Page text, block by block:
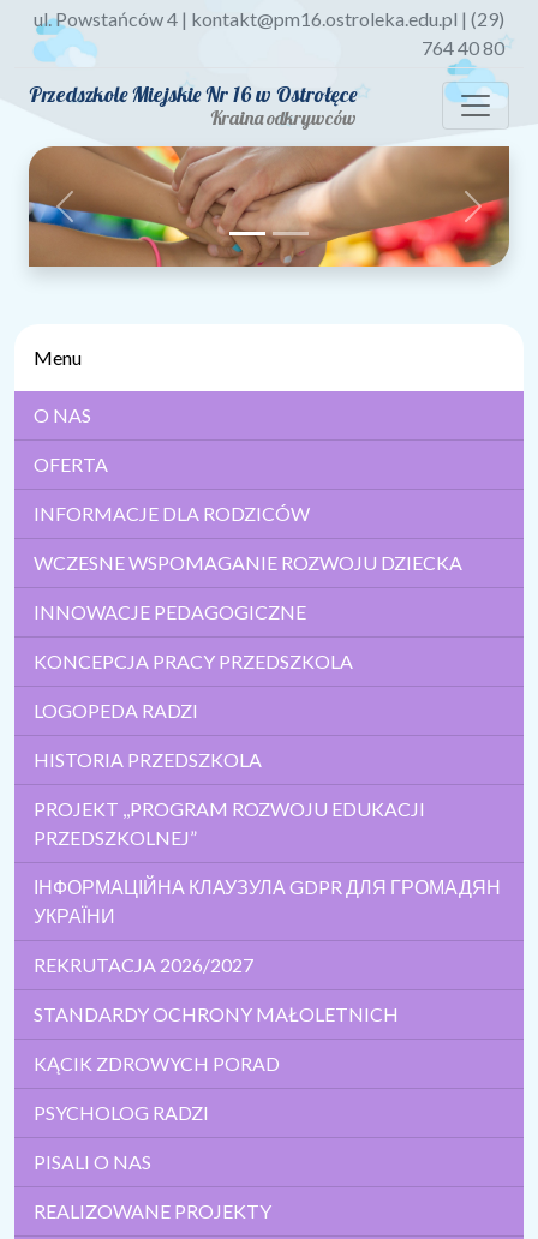
ul. Powstańców 4 | kontakt@pm16.ostroleka.edu.pl | (29)
764 40 80
Przedszkole Miejskie Nr 16 w Ostrołęce
Kraina odkrywców
Previous Next
Menu
O NAS
OFERTA
INFORMACJE DLA RODZICÓW
WCZESNE WSPOMAGANIE ROZWOJU DZIECKA
INNOWACJE PEDAGOGICZNE
KONCEPCJA PRACY PRZEDSZKOLA
LOGOPEDA RADZI
HISTORIA PRZEDSZKOLA
PROJEKT ,,PROGRAM ROZWOJU EDUKACJI
PRZEDSZKOLNEJ”
ІНФОРМАЦІЙНА КЛАУЗУЛА GDPR ДЛЯ ГРОМАДЯН
УКРАЇНИ
REKRUTACJA 2026/2027
STANDARDY OCHRONY MAŁOLETNICH
KĄCIK ZDROWYCH PORAD
PSYCHOLOG RADZI
PISALI O NAS
REALIZOWANE PROJEKTY